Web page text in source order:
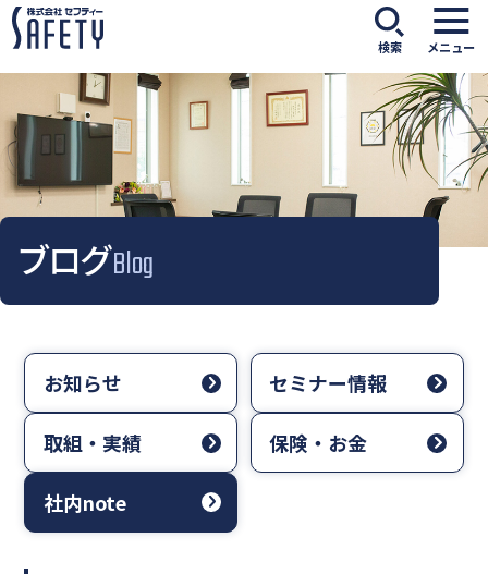
検索 メニュー
ブログBlog
お知らせ セミナー情報
取組・実績 保険・お金
社内note